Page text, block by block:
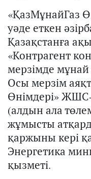
«ҚазМұнайГаз
уәде еткен
Қазақстанға
«Контрагент
мерзімде мұнай
Осы мерзім
Өнімдері»
(алдын ала
жұмысты
қаржыны кері
Энергетика
қызметі.